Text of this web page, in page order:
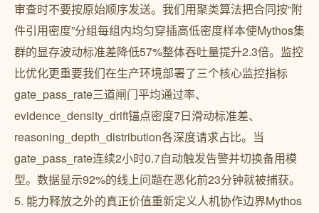
审查时不要按原始顺序发送。我们用聚类算法把合同按“附
件引用密度”分组每组内均匀穿插高低密度样本使Mythos集
群的显存波动标准差降低57%整体吞吐量提升2.3倍。监控
比优化更重要我们在生产环境部署了三个核心监控指标
gate_pass_rate三道闸门平均通过率、
evidence_density_drift锚点密度7日滑动标准差、
reasoning_depth_distribution各深度请求占比。当
gate_pass_rate连续2小时0.7自动触发告警并切换备用模
型。数据显示92%的线上问题在恶化前23分钟就被捕获。
5. 能力释放之外的真正价值重新定义人机协作边界Mythos